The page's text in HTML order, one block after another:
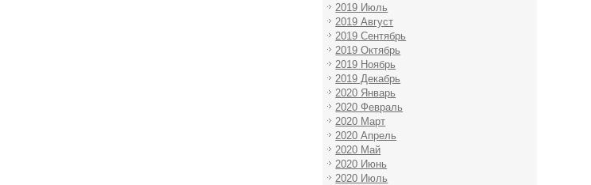
2019 Июль
2019 Август
2019 Сентябрь
2019 Октябрь
2019 Ноябрь
2019 Декабрь
2020 Январь
2020 Февраль
2020 Март
2020 Апрель
2020 Май
2020 Июнь
2020 Июль